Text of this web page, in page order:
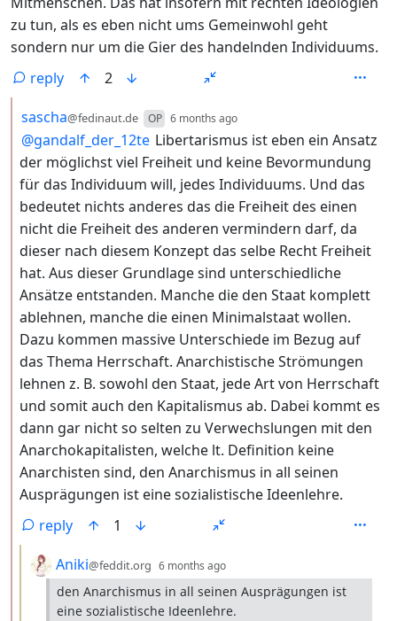
zu tun, als es eben nicht ums Gemeinwohl geht
sondern nur um die Gier des handelnden Individuums.
reply
2
by
sascha@fedinaut.de OP 6 months ago
@gandalf_der_12te Libertarismus ist eben ein Ansatz
der möglichst viel Freiheit und keine Bevormundung
für das Individuum will, jedes Individuums. Und das
bedeutet nichts anderes das die Freiheit des einen
nicht die Freiheit des anderen vermindern darf, da
dieser nach diesem Konzept das selbe Recht Freiheit
hat. Aus dieser Grundlage sind unterschiedliche
Ansätze entstanden. Manche die den Staat komplett
ablehnen, manche die einen Minimalstaat wollen.
Dazu kommen massive Unterschiede im Bezug auf
das Thema Herrschaft. Anarchistische Strömungen
lehnen z. B. sowohl den Staat, jede Art von Herrschaft
und somit auch den Kapitalismus ab. Dabei kommt es
dann gar nicht so selten zu Verwechslungen mit den
Anarchokapitalisten, welche lt. Definition keine
Anarchisten sind, den Anarchismus in all seinen
Ausprägungen ist eine sozialistische Ideenlehre.
reply
1
by
Aniki@feddit.org 6 months ago
den Anarchismus in all seinen Ausprägungen ist
eine sozialistische Ideenlehre.